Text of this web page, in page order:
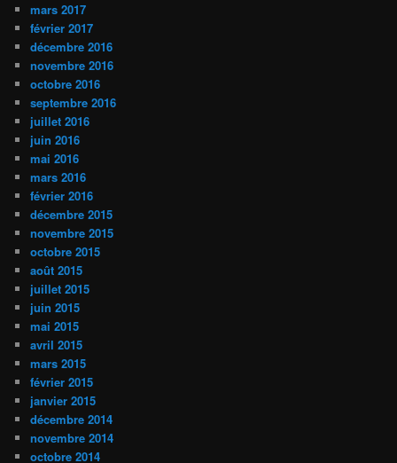
mars 2017
février 2017
décembre 2016
novembre 2016
octobre 2016
septembre 2016
juillet 2016
juin 2016
mai 2016
mars 2016
février 2016
décembre 2015
novembre 2015
octobre 2015
août 2015
juillet 2015
juin 2015
mai 2015
avril 2015
mars 2015
février 2015
janvier 2015
décembre 2014
novembre 2014
octobre 2014